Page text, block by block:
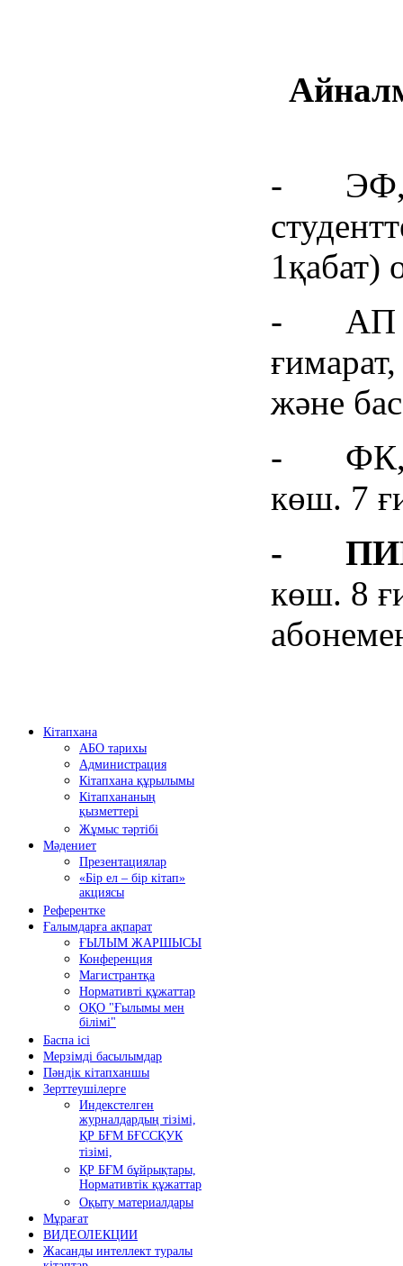
- ЭФ,
1қабат)
- АП
және
- ФК, ЕП
көш. 7
-
көш. 8
Кітапхана
АБО тарихы
Администрация
Кітапхана құрылымы
Кітапхананың
қызметтері
Жұмыс тәртібі
Мәдениет
Презентациялар
«Бір ел – бір кітап»
акциясы
Референтке
Ғалымдарға ақпарат
ҒЫЛЫМ ЖАРШЫСЫ
Конференция
Магистрантқа
Нормативті құжаттар
ОҚО "Ғылымы мен
білімі"
Баспа ісі
Мерзімді басылымдар
Пәндік кітапханшы
Зерттеушілерге
Индекстелген
журналдардың тізімі,
ҚР БҒМ БҒССҚУК
тізімі,
ҚР БҒМ бұйрықтары,
Нормативтік құжаттар
Оқыту материалдары
Мұрағат
ВИДЕОЛЕКЦИИ
Жасанды интеллект туралы